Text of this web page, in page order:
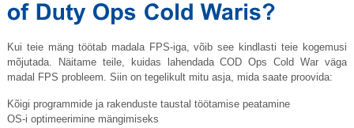
Kui teie mäng töötab madala FPS-iga, võib see kindlasti teie kogemusi
mõjutada. Näitame teile, kuidas lahendada COD Ops Cold War väga
madal FPS probleem. Siin on tegelikult mitu asja, mida saate proovida:
Kõigi programmide ja rakenduste taustal töötamise peatamine
OS-i optimeerimine mängimiseks